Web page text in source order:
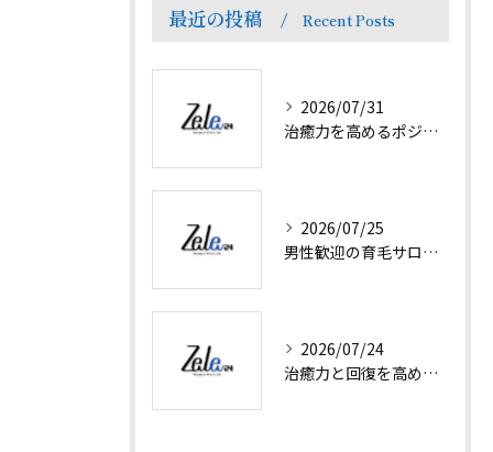
最近の投稿 Recent Posts
2026/07/31
治癒力を高めるポジティブ思考と日常で実践できる方法を徹底解説
2026/07/25
男性歓迎の育毛サロンで抜け毛対策と髪ボリューム回復
2026/07/24
治癒力と回復を高めるセラピー体験徳島県名西郡神山町で心身リフレッシュの新習慣